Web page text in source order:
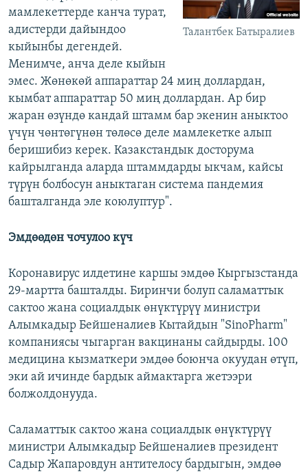
Талантбек Батыралиев
мамлекеттерде канча турат,
адистерди дайындоо
кыйынбы дегендей.
Менимче, анча деле кыйын
эмес. Жөнөкөй аппараттар 24 миң доллардан,
кымбат аппараттар 50 миң доллардан. Ар бир
жаран өзүндө кандай штамм бар экенин аныктоо
үчүн чөнтөгүнөн төлөсө деле мамлекетке алып
беришибиз керек. Казакстандык досторума
кайрылганда аларда штаммдарды ыкчам, кайсы
түрүн болбосун аныктаган система пандемия
башталганда эле коюлуптур".
Эмдөөдөн чочулоо күч
Коронавирус илдетине каршы эмдөө Кыргызстанда
29-мартта башталды. Биринчи болуп саламаттык
сактоо жана социалдык өнүктүрүү министри
Алымкадыр Бейшеналиев Кытайдын "SinoPharm"
компаниясы чыгарган вакцинаны сайдырды. 100
медицина кызматкери эмдөө боюнча окуудан өтүп,
эки ай ичинде бардык аймактарга жетээри
болжолдонууда.
Саламаттык сактоо жана социалдык өнүктүрүү
министри Алымкадыр Бейшеналиев президент
Садыр Жапаровдун антителосу бардыгын, эмдөө